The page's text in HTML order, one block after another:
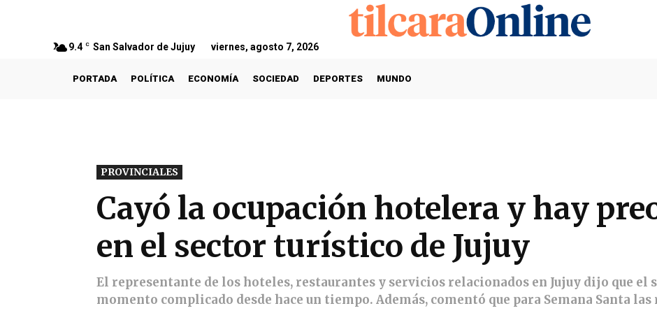
9.4 C San Salvador de Jujuy viernes, agosto 7, 2026
PORTADA POLÍTICA ECONOMÍA SOCIEDAD DEPORTES MUNDO
PROVINCIALES
Cayó la ocupación hotelera y hay
en el sector turístico de Jujuy
El representante de los hoteles, restaurantes y servicios relacionados en Jujuy dijo que el
momento complicado desde hace un tiempo. Además, comentó que para Semana Santa